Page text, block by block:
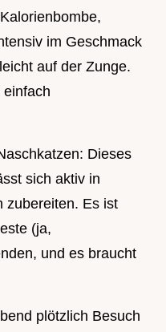
im Geschmack
auf der Zunge.
einfach
Dieses
sich aktiv in
zubereiten. Es ist
(ja,
und es braucht
plötzlich Besuch